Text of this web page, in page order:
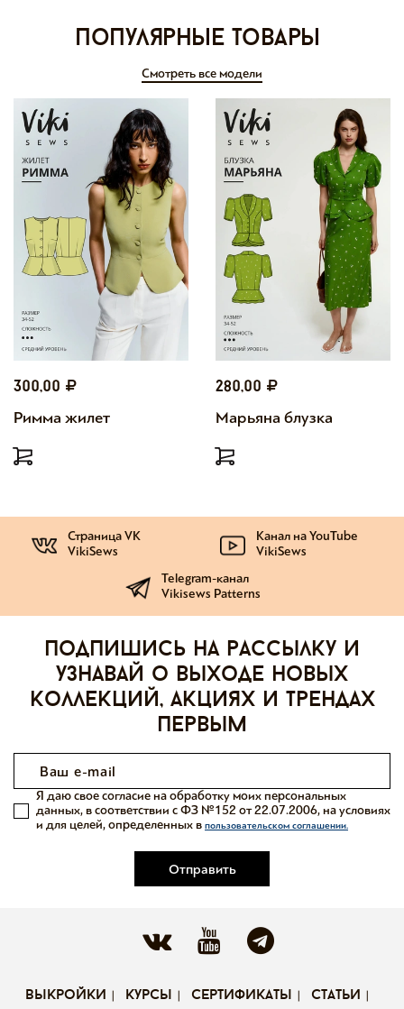
Популярные товары
Смотреть все модели
300,00
Римма жилет
280,00
Марьяна блузка
Страница VK
VikiSews
Канал на YouTube
VikiSews
Telegram-канал
Vikisews Patterns
Подпишись на рассылку и
узнавай о выходе новых
коллекций, акциях и трендах
первым
Отправить
Я даю свое согласие на обработку моих персональных
данных, в соответствии с ФЗ №152 от 22.07.2006, на условиях
и для целей, определенных в пользовательском соглашении.
выкройки курсы сертификаты статьи